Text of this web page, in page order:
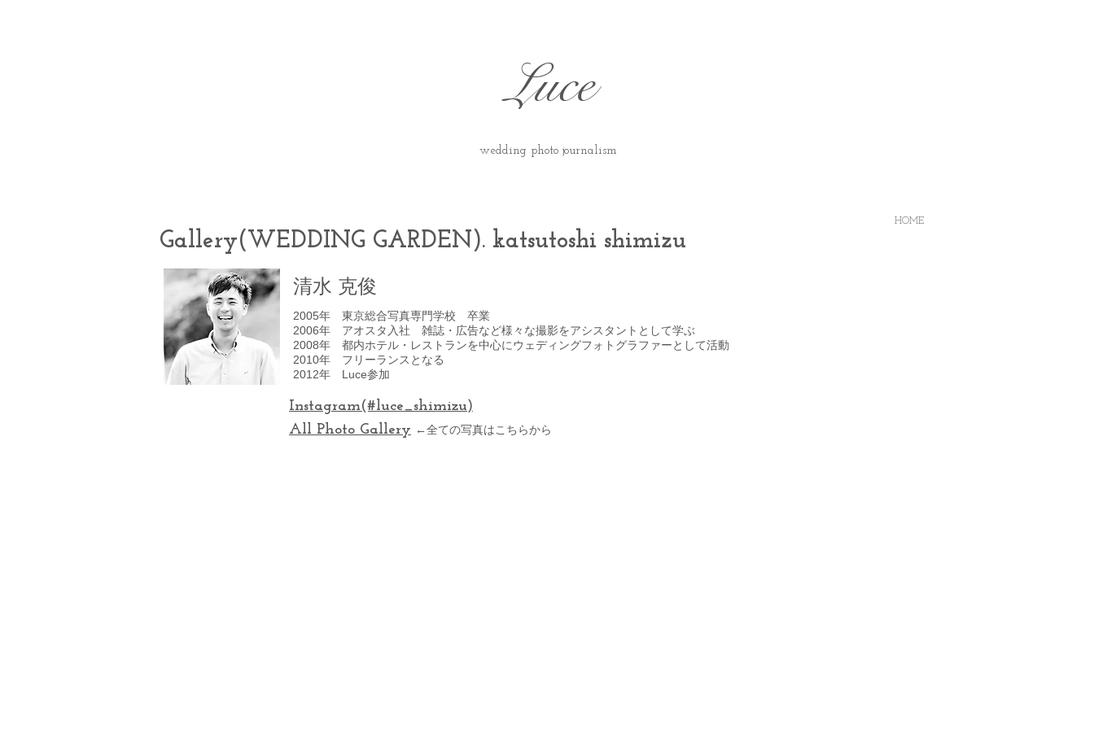
Luce
wedding photo journalism
​HOME
Gallery(WEDDING GARDEN). katsutoshi shimizu
清水 克俊
2005年 東京総合写真専門学校 卒業
2006年 アオスタ入社 雑誌・広告など様々な撮影をアシスタントとして学ぶ
2008年 都内ホテル・レストランを中心にウェディングフォトグラファーとして活動
2010年 フリーランスとなる
2012年 Luce参加
Instagram(#luce_shimizu)
All Photo Gallery ←全ての写真はこちらから